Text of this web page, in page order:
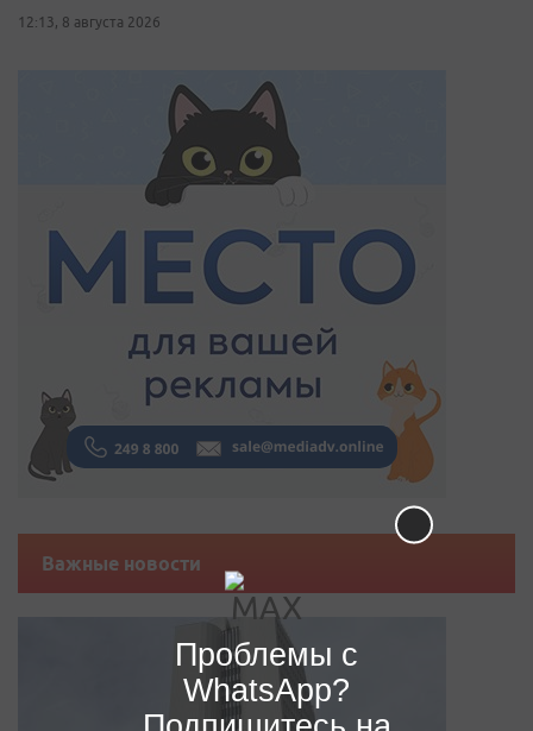
12:13, 8 августа 2026
Важные новости
Проблемы с
WhatsApp?